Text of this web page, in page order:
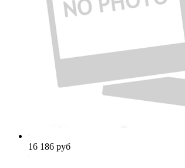
16 186 руб